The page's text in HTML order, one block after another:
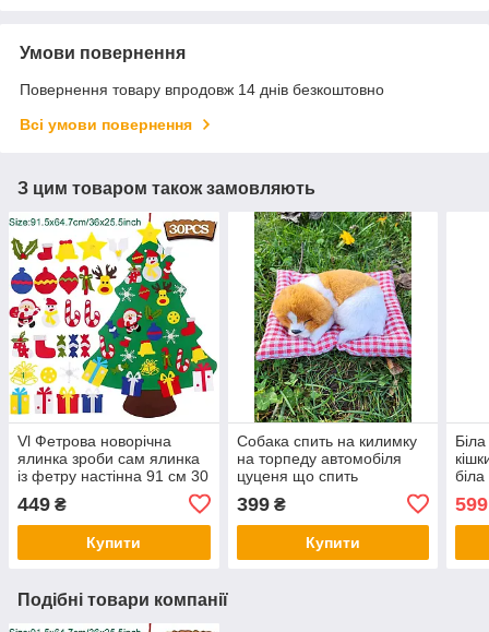
Умови повернення
Повернення товару впродовж 14 днів безкоштовно
Всі умови повернення
З цим товаром також замовляють
Vl Фетрова новорічна
ялинка зроби сам ялинка
із фетру настінна 91 см 30
449 ₴
Купити
Собака спить на килимку
на торпеду автомобіля
цуценя що спить
реалістична іграшка для
дітей декору будинку
офісу
399₴
Купити
599
Подібні товари компанії